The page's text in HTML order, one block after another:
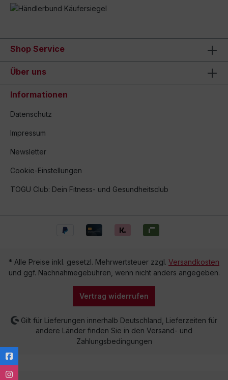
Shop Service
Über uns
Informationen
Datenschutz
Impressum
Newsletter
Cookie-Einstellungen
TOGU Club: Dein Fitness- und Gesundheitsclub
* Alle Preise inkl. gesetzl. Mehrwertsteuer zzgl. Versandkosten
und ggf. Nachnahmegebühren, wenn nicht anders angegeben.
Vertrag widerrufen
Gilt für Lieferungen innerhalb Deutschland, Lieferzeiten für
andere Länder finden Sie in den Versand- und
Zahlungsbedingungen